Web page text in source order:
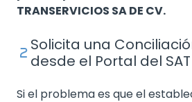
TRANSERVICIOS SA DE CV.
Solicita una
desde el Portal del SAT
Si el problema es que el